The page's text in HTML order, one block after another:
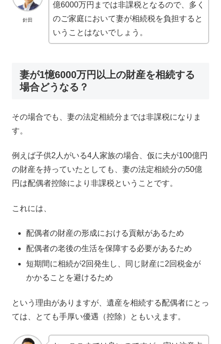
針田
億6000万円までは非課税となるので、多く
のご家庭において妻が相続税を負担すると
いうことはないでしょう。
妻が1憶6000万円以上の財産を相続する
場合どうなる？
その場合でも、妻の法定相続分までは非課税になりま
す。
例えば子供2人がいる4人家族の場合、仮に夫が100億円
の財産を持っていたとしても、妻の法定相続分の50億
円は配偶者控除により非課税ということです。
これには、
配偶者の財産の形成における貢献があるため
配偶者の老後の生活を保障する必要があるため
短期間に相続が2回発生し、同じ財産に2回税金が
かかることを避けるため
という理由がありますが、遺産を相続する配偶者にとっ
ては、とても手厚い優遇（控除）ともいえます。